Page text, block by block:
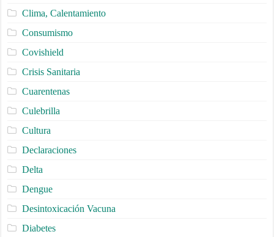
Clima, Calentamiento
Consumismo
Covishield
Crisis Sanitaria
Cuarentenas
Culebrilla
Cultura
Declaraciones
Delta
Dengue
Desintoxicación Vacuna
Diabetes